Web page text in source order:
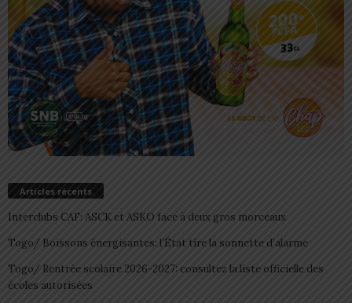
Articles récents
Interclubs CAF: ASCK et ASKO face à deux gros morceaux
Togo/ Boissons énergisantes: l’État tire la sonnette d’alarme
Togo/ Rentrée scolaire 2026-2027: consultez la liste officielle des
écoles autorisées